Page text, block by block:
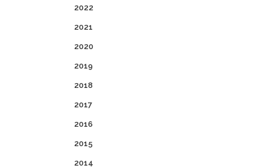
2022
2021
2020
2019
2018
2017
2016
2015
2014